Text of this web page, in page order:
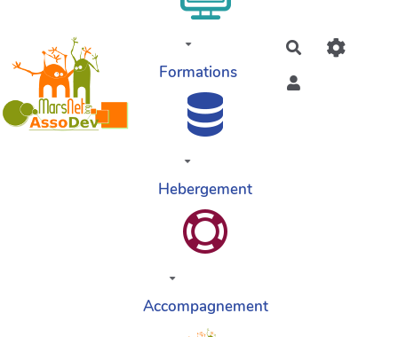
Formations
Hebergement
Accompagnement
Rechercher